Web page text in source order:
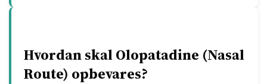
Hvordan skal Olopatadine (Nasal
Route) opbevares?